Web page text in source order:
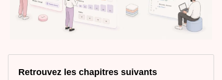
Retrouvez les chapitres suivants